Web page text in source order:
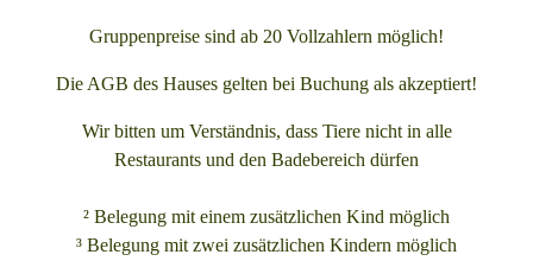
Gruppenpreise sind ab 20 Vollzahlern möglich!
Die AGB des Hauses gelten bei Buchung als akzeptiert!
Wir bitten um Verständnis, dass Tiere nicht in alle
Restaurants und den Badebereich dürfen
² Belegung mit einem zusätzlichen Kind möglich
³ Belegung mit zwei zusätzlichen Kindern möglich